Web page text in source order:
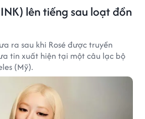
lên tiếng sau loạt đồn
ra sau khi Rosé được truyền
tin xuất hiện tại một câu lạc bộ
(Mỹ).